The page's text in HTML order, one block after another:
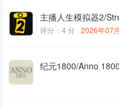
主播人生模拟器2/
评分：4 分 2026年07
纪元1800/Anno